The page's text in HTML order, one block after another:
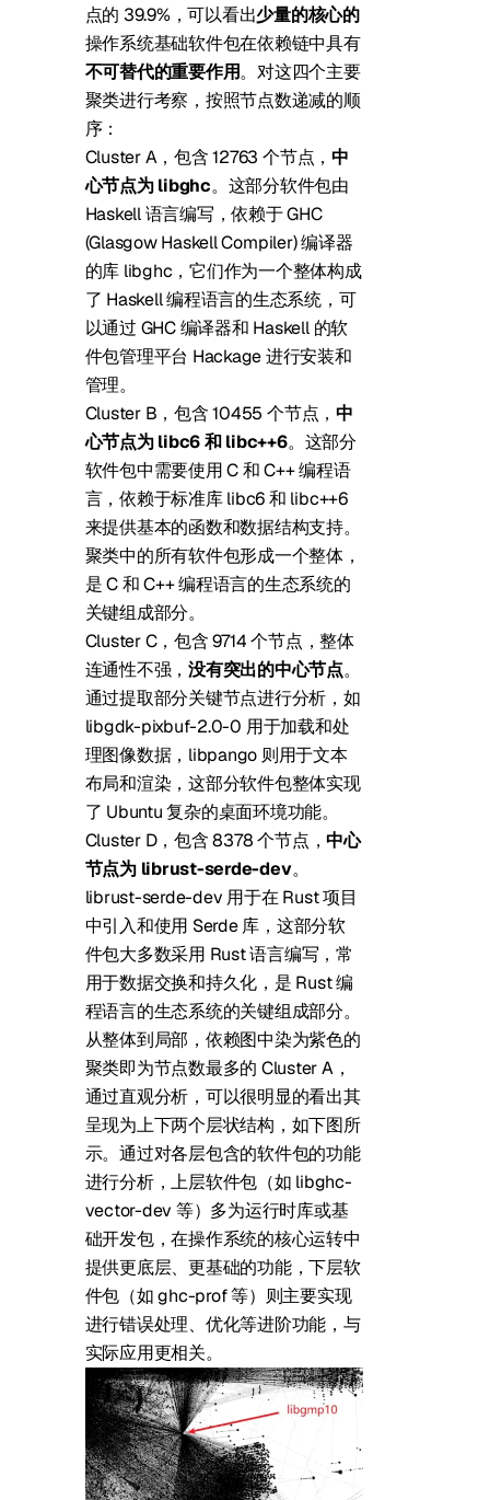
点的 39.9%，可以看出少量的核心的
操作系统基础软件包在依赖链中具有
不可替代的重要作用。对这四个主要
聚类进行考察，按照节点数递减的顺
序：
Cluster A，包含 12763 个节点，中
心节点为 libghc。这部分软件包由
Haskell 语言编写，依赖于 GHC
(Glasgow Haskell Compiler) 编译器
的库 libghc，它们作为一个整体构成
了 Haskell 编程语言的生态系统，可
以通过 GHC 编译器和 Haskell 的软
件包管理平台 Hackage 进行安装和
管理。
Cluster B，包含 10455 个节点，中
心节点为 libc6 和 libc++6。这部分
软件包中需要使用 C 和 C++ 编程语
言，依赖于标准库 libc6 和 libc++6
来提供基本的函数和数据结构支持。
聚类中的所有软件包形成一个整体，
是 C 和 C++ 编程语言的生态系统的
关键组成部分。
Cluster C，包含 9714 个节点，整体
连通性不强，没有突出的中心节点。
通过提取部分关键节点进行分析，如
libgdk-pixbuf-2.0-0 用于加载和处
理图像数据，libpango 则用于文本
布局和渲染，这部分软件包整体实现
了 Ubuntu 复杂的桌面环境功能。
Cluster D，包含 8378 个节点，中心
节点为 librust-serde-dev。
librust-serde-dev 用于在 Rust 项目
中引入和使用 Serde 库，这部分软
件包大多数采用 Rust 语言编写，常
用于数据交换和持久化，是 Rust 编
程语言的生态系统的关键组成部分。
从整体到局部，依赖图中染为紫色的
聚类即为节点数最多的 Cluster A，
通过直观分析，可以很明显的看出其
呈现为上下两个层状结构，如下图所
示。通过对各层包含的软件包的功能
进行分析，上层软件包（如 libghc-
vector-dev 等）多为运行时库或基
础开发包，在操作系统的核心运转中
提供更底层、更基础的功能，下层软
件包（如 ghc-prof 等）则主要实现
进行错误处理、优化等进阶功能，与
实际应用更相关。